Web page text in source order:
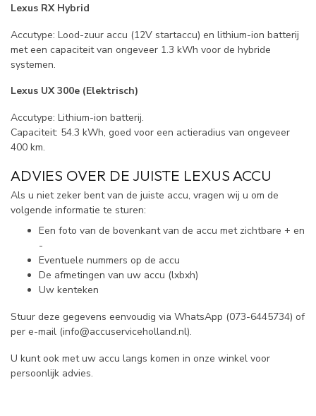
Lexus RX Hybrid
Accutype: Lood-zuur accu (12V startaccu) en lithium-ion batterij
met een capaciteit van ongeveer 1.3 kWh voor de hybride
systemen.
Lexus UX 300e (Elektrisch)
Accutype: Lithium-ion batterij.
Capaciteit: 54.3 kWh, goed voor een actieradius van ongeveer
400 km.
ADVIES OVER DE JUISTE LEXUS ACCU
Als u niet zeker bent van de juiste accu, vragen wij u om de
volgende informatie te sturen:
Een foto van de bovenkant van de accu met zichtbare + en
-
Eventuele nummers op de accu
De afmetingen van uw accu (lxbxh)
Uw kenteken
Stuur deze gegevens eenvoudig via WhatsApp (073-6445734) of
per e-mail (info@accuserviceholland.nl).
U kunt ook met uw accu langs komen in onze winkel voor
persoonlijk advies.